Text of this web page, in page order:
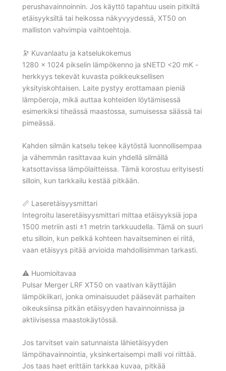
perushavainnoinnin. Jos käyttö tapahtuu usein pitkiltä
etäisyyksiltä tai heikossa näkyvyydessä, XT50 on
malliston vahvimpia vaihtoehtoja.
🔭 Kuvanlaatu ja katselukokemus
1280 × 1024 pikselin lämpökenno ja sNETD <20 mK -
herkkyys tekevät kuvasta poikkeuksellisen
yksityiskohtaisen. Laite pystyy erottamaan pieniä
lämpöeroja, mikä auttaa kohteiden löytämisessä
esimerkiksi tiheässä maastossa, sumuisessa säässä tai
pimeässä.
Kahden silmän katselu tekee käytöstä luonnollisempaa
ja vähemmän rasittavaa kuin yhdellä silmällä
katsottavissa lämpölaitteissa. Tämä korostuu erityisesti
silloin, kun tarkkailu kestää pitkään.
📏 Laseretäisyysmittari
Integroitu laseretäisyysmittari mittaa etäisyyksiä jopa
1500 metriin asti ±1 metrin tarkkuudella. Tämä on suuri
etu silloin, kun pelkkä kohteen havaitseminen ei riitä,
vaan etäisyys pitää arvioida mahdollisimman tarkasti.
⚠️ Huomioitavaa
Pulsar Merger LRF XT50 on vaativan käyttäjän
lämpökiikari, jonka ominaisuudet pääsevät parhaiten
oikeuksiinsa pitkän etäisyyden havainnoinnissa ja
aktiivisessa maastokäytössä.
Jos tarvitset vain satunnaista lähietäisyyden
lämpöhavainnointia, yksinkertaisempi malli voi riittää.
Jos taas haet erittäin tarkkaa kuvaa, pitkää